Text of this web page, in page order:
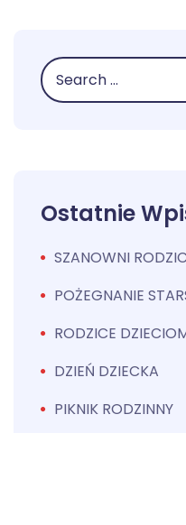
Ostatnie
SZANOWNI
POŻEGNANIE
RODZICE
DZIEŃ DZIECKA
PIKNIK RODZINNY